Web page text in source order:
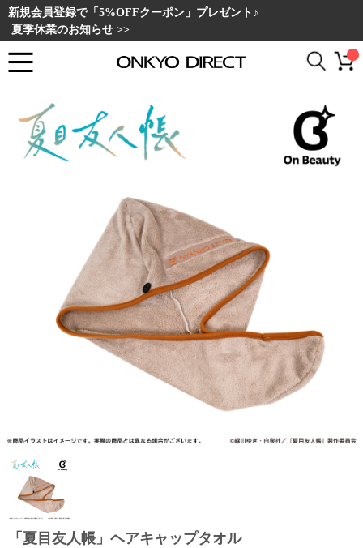
新規会員登録で「5%OFFクーポン」プレゼント♪
夏季休業のお知らせ >>
「夏目友人帳」ヘアキャップタオル